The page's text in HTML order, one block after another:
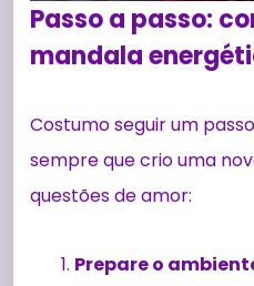
Passo a passo:
mandala
Costumo seguir um
sempre que crio uma
questões de amor:
Prepare o